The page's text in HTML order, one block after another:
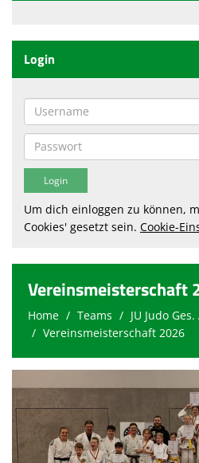
Login
Um dich einloggen zu können,
Cookies' gesetzt sein. Cookie-
Vereinsmeisterschaft
Home Teams JU Judo
Vereinsmeisterschaft 2026